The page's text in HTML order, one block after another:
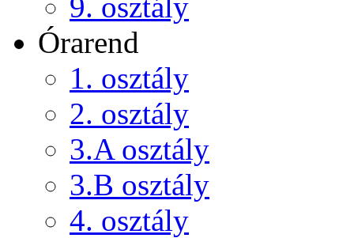
Órarend
1. osztály
2. osztály
3.A osztály
3.B osztály
4. osztály